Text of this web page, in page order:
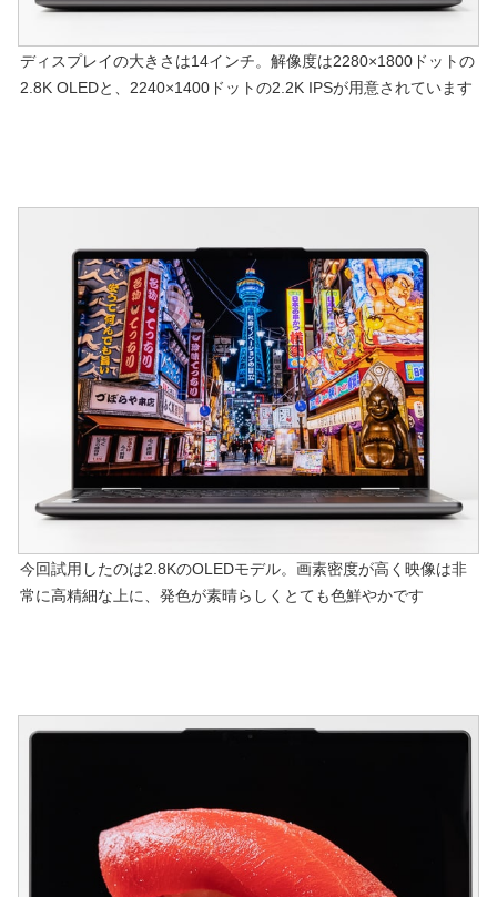
ディスプレイの大きさは14インチ。解像度は2280×1800ドットの
2.8K OLEDと、2240×1400ドットの2.2K IPSが用意されています
今回試用したのは2.8KのOLEDモデル。画素密度が高く映像は非
常に高精細な上に、発色が素晴らしくとても色鮮やかです